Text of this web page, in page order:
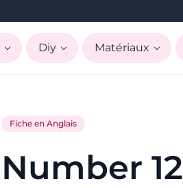
Diy Matériaux
Fiche en Anglais
Number 12